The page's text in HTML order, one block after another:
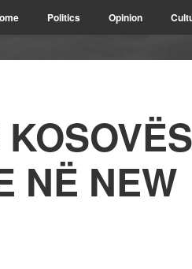
Politics Opinion
NË NEW